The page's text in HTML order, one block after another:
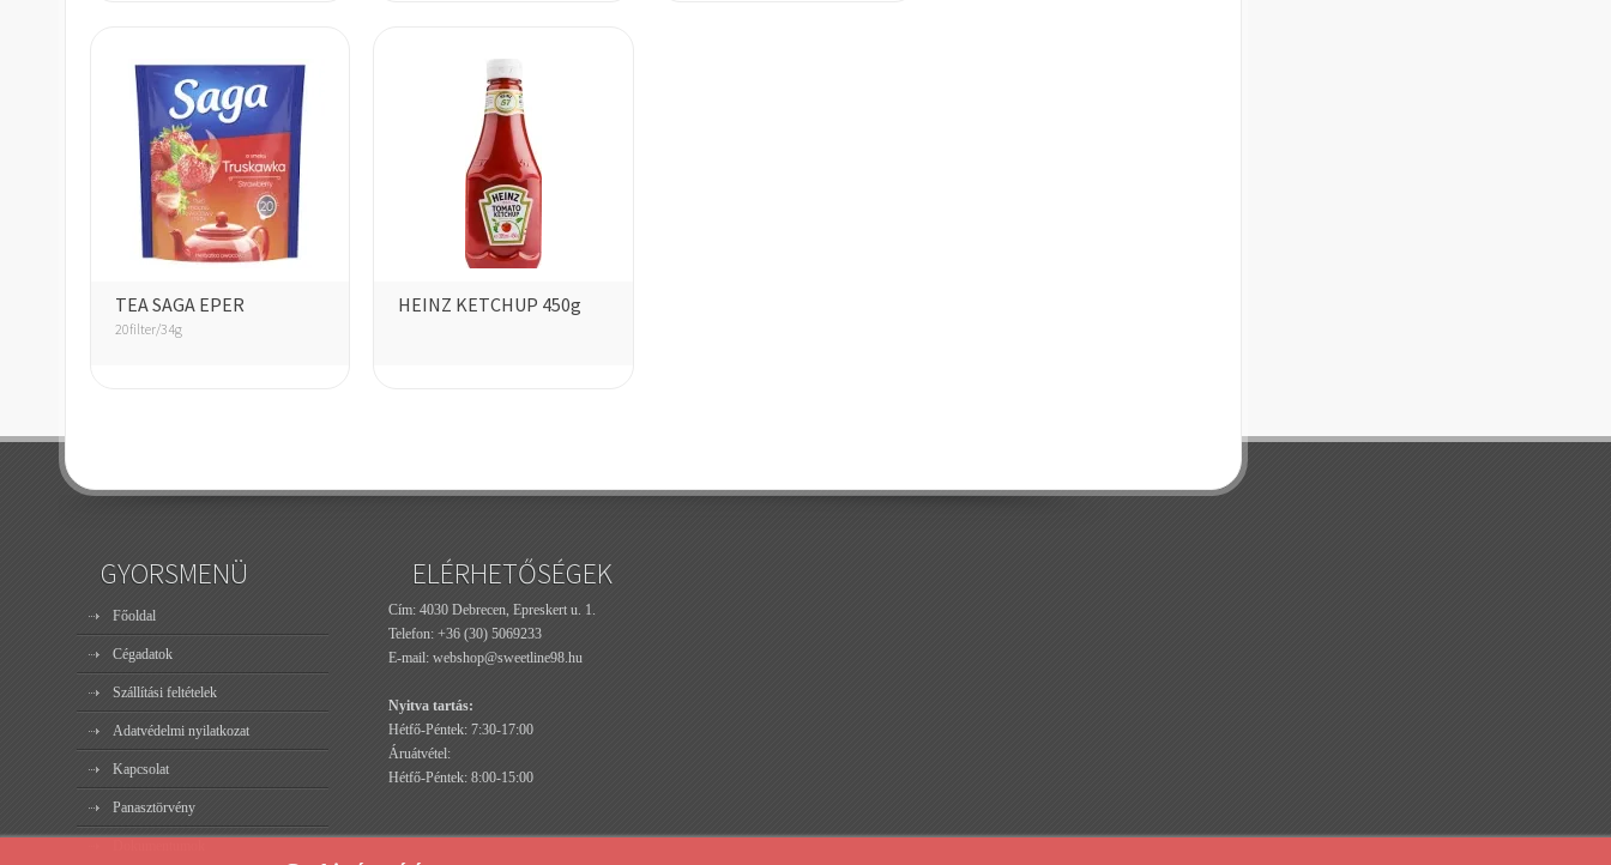
TEA SAGA EPER
20filter/34g
HEINZ KETCHUP 450g
GYORSMENÜ
Főoldal
Cégadatok
Szállítási feltételek
Adatvédelmi nyilatkozat
Kapcsolat
Panasztörvény
ELÉRHETŐSÉGEK
Cím: 4030 Debrecen, Epreskert u. 1.
Telefon: +36 (30) 5069233
E-mail: webshop@sweetline98.hu
Nyitva tartás:
Hétfő-Péntek: 7:30-17:00
Áruátvétel:
Hétfő-Péntek: 8:00-15:00